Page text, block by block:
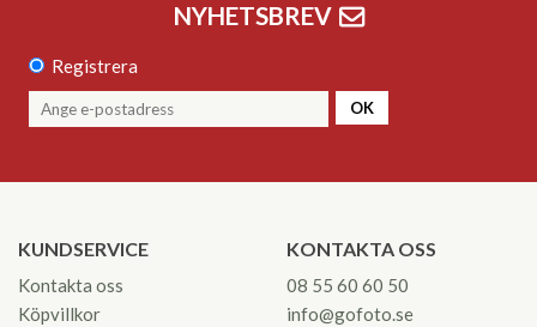
NYHETSBREV
Registrera
OK
KUNDSERVICE
Kontakta oss
Köpvillkor
KONTAKTA OSS
08 55 60 60 50
info@gofoto.se